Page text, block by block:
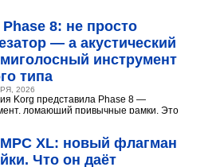
8: не просто
— а акустический
инструмент
типа
2026
Korg представила Phase 8 —
ломающий привычные рамки. Это
XL: новый флагман
Что он даёт